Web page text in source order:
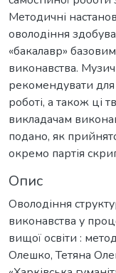
Методичні
оволодіння
«бакалавр»
виконавства.
рекомендувати для
роботі, а також ці
викладачам
подано, як
окремо партія
Опис
Оволодіння
виконавства у
вищої освіти :
Олешко, Тетяна